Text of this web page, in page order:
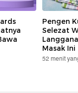
Pengen
Selezat
Masak Ini
52 menit